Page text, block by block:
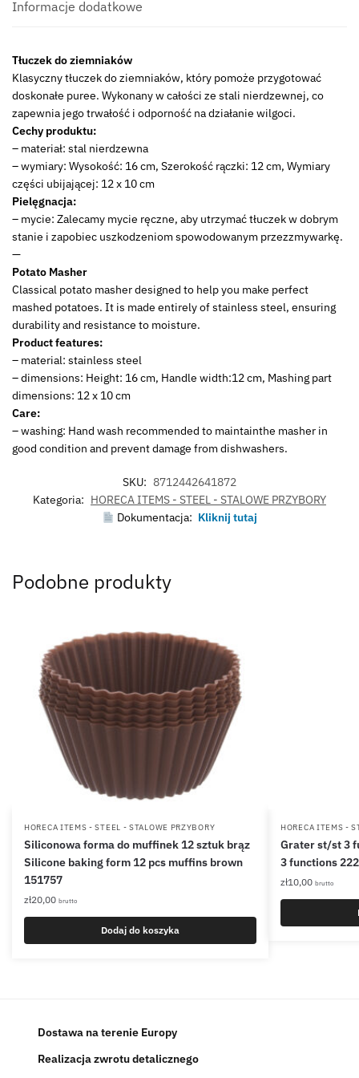
18/0
masher
22275533
Informacje dodatkowe
Tłuczek do ziemniaków
Klasyczny tłuczek do ziemniaków, który pomoże przygotować
doskonałe puree. Wykonany w całości ze stali nierdzewnej, co
zapewnia jego trwałość i odporność na działanie wilgoci.
Cechy produktu:
– materiał: stal nierdzewna
– wymiary: Wysokość: 16 cm, Szerokość rączki: 12 cm, Wymiary
części ubijającej: 12 x 10 cm
Pielęgnacja:
– mycie: Zalecamy mycie ręczne, aby utrzymać tłuczek w dobrym
stanie i zapobiec uszkodzeniom spowodowanym przezzmywarkę.
—
Potato Masher
Classical potato masher designed to help you make perfect
mashed potatoes. It is made entirely of stainless steel, ensuring
durability and resistance to moisture.
Product features:
– material: stainless steel
– dimensions: Height: 16 cm, Handle width:12 cm, Mashing part
dimensions: 12 x 10 cm
Care:
– washing: Hand wash recommended to maintainthe masher in
good condition and prevent damage from dishwashers.
SKU: 8712442641872
Kategoria: HORECA ITEMS - STEEL - STALOWE PRZYBORY
Dokumentacja: Kliknij tutaj
Podobne produkty
HORECA ITEMS - STEEL - STALOWE PRZYBORY
Siliconowa forma do muffinek 12 sztuk brąz
Silicone baking form 12 pcs muffins brown
151757
zł20,00 brutto
Dodaj do koszyka
HORECA ITEMS -
Grater st/st 3
3 functions
zł10,00 brutto
Dostawa na terenie Europy
Realizacja zwrotu detalicznego